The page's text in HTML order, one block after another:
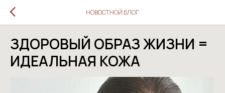
НОВОСТНОЙ БЛОГ
ЗДОРОВЫЙ ОБРАЗ ЖИЗНИ =
ИДЕАЛЬНАЯ КОЖА